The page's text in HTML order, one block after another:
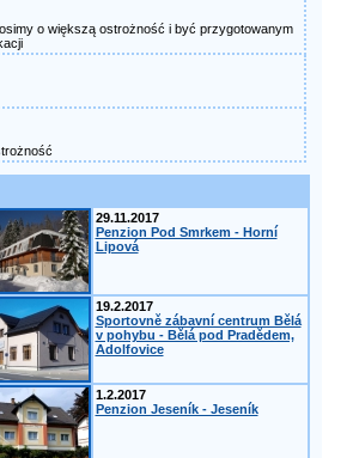
o większą ostrożność i być przygotowanym
29.11.2017
Penzion Pod Smrkem - Horní
Lipová
19.2.2017
Sportovně zábavní centrum Bělá
v pohybu - Bělá pod Pradědem,
Adolfovice
1.2.2017
Penzion Jeseník - Jeseník